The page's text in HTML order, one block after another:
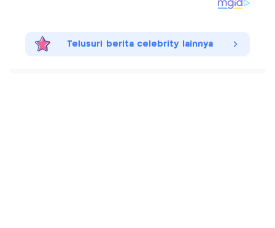
Telusuri berita celebrity lainnya